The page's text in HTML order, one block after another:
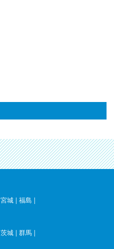
宮城 | 福島 |
茨城 | 群馬 |